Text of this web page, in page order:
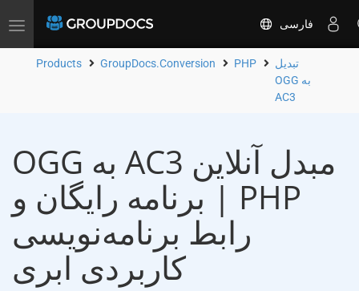
Toggle
فارسی
Products GroupDocs.Conversion PHP
تبدیل
OGG به
AC3
OGG به AC3 مبدل آنلاین
| برنامه رایگان و PHP
رابط برنامه‌نویسی
کاربردی ابری